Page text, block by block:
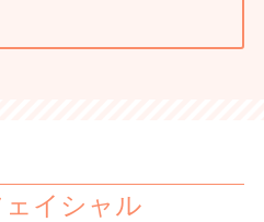
イシャル